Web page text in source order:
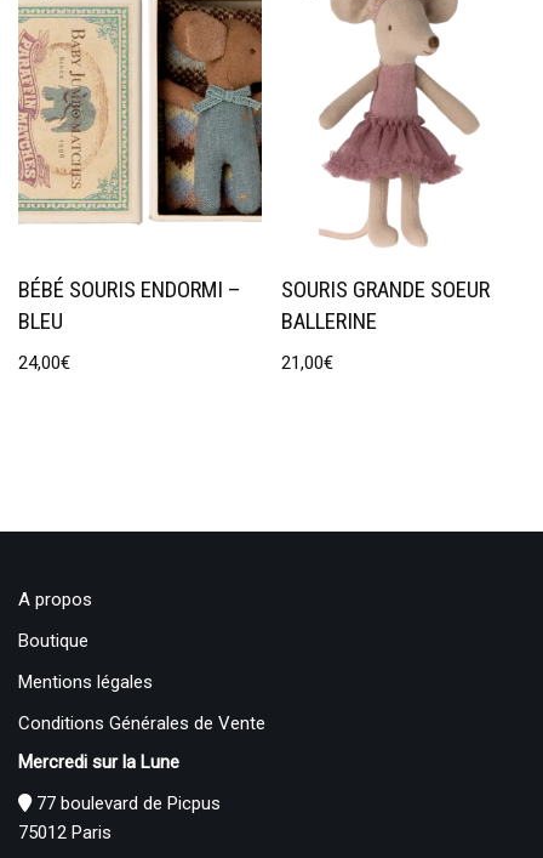
BÉBÉ SOURIS ENDORMI –
BLEU
24,00€
SOURIS GRANDE SOEUR
BALLERINE
21,00€
A propos
Boutique
Mentions légales
Conditions Générales de Vente
Mercredi sur la Lune
77 boulevard de Picpus
75012 Paris